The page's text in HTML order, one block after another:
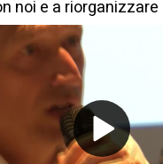
noi e a riorganizzare
Play